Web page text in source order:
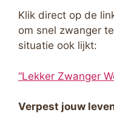
Klik direct op de
om snel zwanger
situatie ook lijkt:
“Lekker Zwanger
Verpest jouw